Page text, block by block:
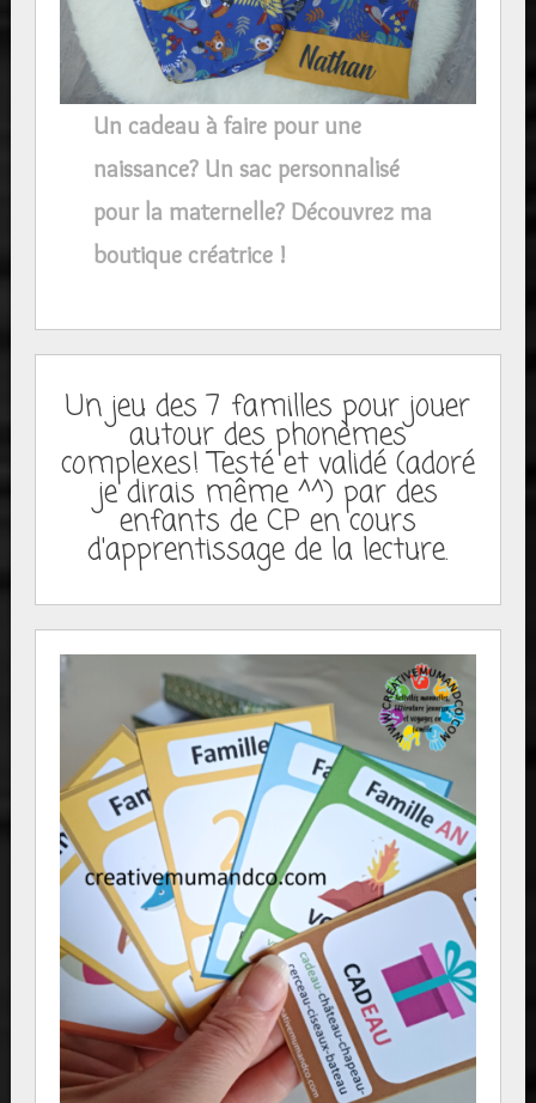
Un cadeau à faire pour une
naissance? Un sac personnalisé
pour la maternelle? Découvrez ma
boutique créatrice !
Un jeu des 7 familles pour jouer
autour des phonèmes
complexes! Testé et validé (adoré
je dirais même ^^) par des
enfants de CP en cours
d'apprentissage de la lecture.